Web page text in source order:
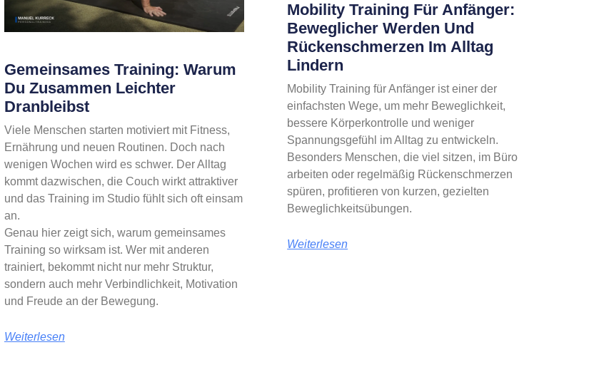
Gemeinsames Training: Warum
Du Zusammen Leichter
Dranbleibst
Viele Menschen starten motiviert mit Fitness,
Ernährung und neuen Routinen. Doch nach
wenigen Wochen wird es schwer. Der Alltag
kommt dazwischen, die Couch wirkt attraktiver
und das Training im Studio fühlt sich oft einsam
an.
Genau hier zeigt sich, warum gemeinsames
Training so wirksam ist. Wer mit anderen
trainiert, bekommt nicht nur mehr Struktur,
sondern auch mehr Verbindlichkeit, Motivation
und Freude an der Bewegung.
Weiterlesen
Mobility Training Für Anfänger:
Beweglicher Werden Und
Rückenschmerzen Im Alltag
Lindern
Mobility Training für Anfänger ist einer der
einfachsten Wege, um mehr Beweglichkeit,
bessere Körperkontrolle und weniger
Spannungsgefühl im Alltag zu entwickeln.
Besonders Menschen, die viel sitzen, im Büro
arbeiten oder regelmäßig Rückenschmerzen
spüren, profitieren von kurzen, gezielten
Beweglichkeitsübungen.
Weiterlesen